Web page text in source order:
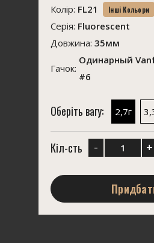
Колір: FL21 Інші Кольори
Серія: Fluorescent
Довжина: 35мм
Гачок:
Одинарный
#6
Оберіть вагу: 2,7г
Кіл-сть - +